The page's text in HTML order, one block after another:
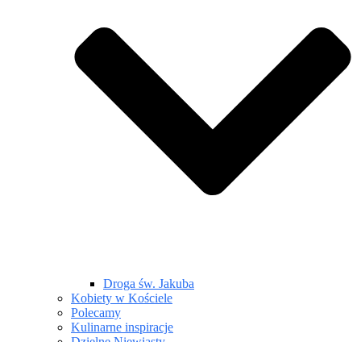
Droga św. Jakuba
Kobiety w Kościele
Polecamy
Kulinarne inspiracje